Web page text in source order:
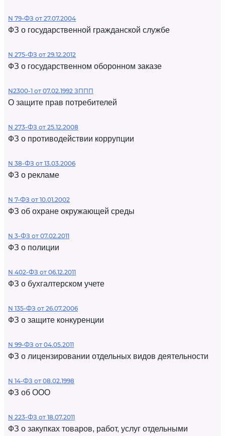
N 79-ФЗ от 27.07.2004
ФЗ о государственной гражданской службе
N 275-ФЗ от 29.12.2012
ФЗ о государственном оборонном заказе
N2300-1 от 07.02.1992 ЗППП
О защите прав потребителей
N 273-ФЗ от 25.12.2008
ФЗ о противодействии коррупции
N 38-ФЗ от 13.03.2006
ФЗ о рекламе
N 7-ФЗ от 10.01.2002
ФЗ об охране окружающей среды
N 3-ФЗ от 07.02.2011
ФЗ о полиции
N 402-ФЗ от 06.12.2011
ФЗ о бухгалтерском учете
N 135-ФЗ от 26.07.2006
ФЗ о защите конкуренции
N 99-ФЗ от 04.05.2011
ФЗ о лицензировании отдельных видов деятельности
N 14-ФЗ от 08.02.1998
ФЗ об ООО
N 223-ФЗ от 18.07.2011
ФЗ о закупках товаров, работ, услуг отдельными